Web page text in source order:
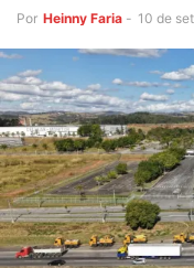
Por Heinny Faria - 10 de